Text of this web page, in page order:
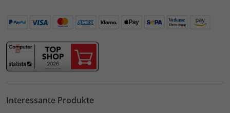
Interessante Produkte